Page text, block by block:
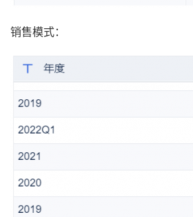
销售模式：